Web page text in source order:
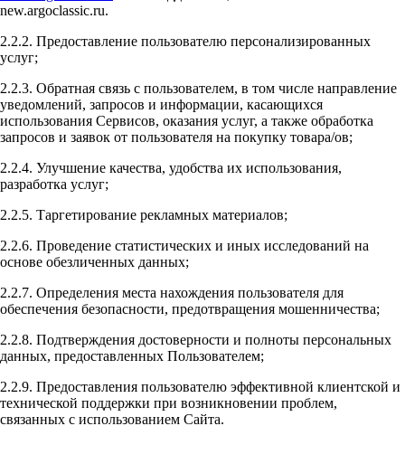
new.argoclassic.ru.
2.2.2. Предоставление пользователю персонализированных
услуг;
2.2.3. Обратная связь с пользователем, в том числе направление
уведомлений, запросов и информации, касающихся
использования Сервисов, оказания услуг, а также обработка
запросов и заявок от пользователя на покупку товара/ов;
2.2.4. Улучшение качества, удобства их использования,
разработка услуг;
2.2.5. Таргетирование рекламных материалов;
2.2.6. Проведение статистических и иных исследований на
основе обезличенных данных;
2.2.7. Определения места нахождения пользователя для
обеспечения безопасности, предотвращения мошенничества;
2.2.8. Подтверждения достоверности и полноты персональных
данных, предоставленных Пользователем;
2.2.9. Предоставления пользователю эффективной клиентской и
технической поддержки при возникновении проблем,
связанных с использованием Сайта.